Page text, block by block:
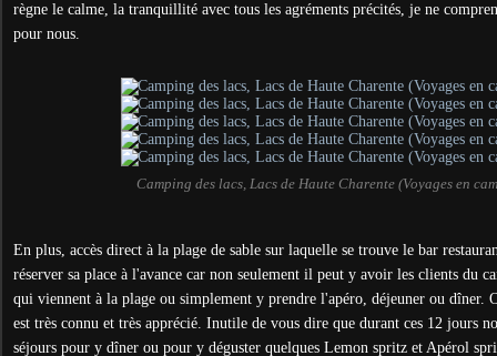
règne le calme, la tranquillité avec tous les agréments précités, je ne
pour nous.
Camping des lacs, Lacs de Haute Charente (Voyages en
En plus, accès direct à la plage de sable sur laquelle se trouve le bar
réserver sa place à l'avance car non seulement il peut y avoir les clients du
qui viennent à la plage ou simplement y prendre l'apéro, déjeuner ou dîner.
est très connu et très apprécié. Inutile de vous dire que durant ces 12 jours
séjours pour y dîner ou pour y déguster quelques Lemon spritz et Apérol